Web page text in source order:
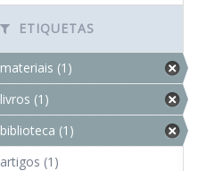
ETIQUETAS
materiais (1)
livros (1)
biblioteca (1)
artigos (1)